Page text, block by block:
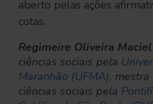
aberto pelas ações
cotas.
Regimeire Oliveira Maciel
ciências sociais pela
Maranhão (UFMA),
ciências sociais pela